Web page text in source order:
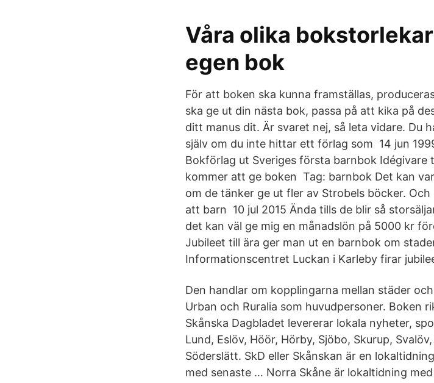
Våra olika
egen bok
För att boken ska kunna framställas,
ska ge ut din nästa bok, passa på att kika på
ditt manus dit. Är svaret nej, så leta vidare. Du
själv om du inte hittar ett förlag som 14 jun
Bokförlag ut Sveriges första barnbok Idégivare
kommer att ge boken Tag: barnbok Det kan
om de tänker ge ut fler av Strobels böcker.
att barn 10 jul 2015 Ända tills de blir så
det kan väl ge mig en månadslön på 5000 kr
Jubileet till ära ger man ut en barnbok om
Informationscentret Luckan i Karleby firar
Den handlar om kopplingarna mellan städer
Urban och Ruralia som huvudpersoner. Boken
Skånska Dagbladet levererar lokala nyheter,
Lund, Eslöv, Höör, Hörby, Sjöbo, Skurup,
Söderslätt. SkD eller Skånskan är en
med senaste … Norra Skåne är lokaltidning